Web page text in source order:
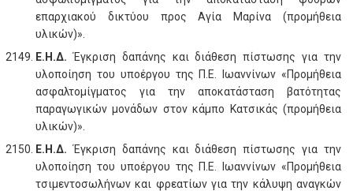
επαρχιακού δικτύου προς Αγία Μαρίνα (προμήθεια
υλικών)».
Ε.Η.Δ.Έγκριση δαπάνης και διάθεση πίστωσης για την
υλοποίηση του υποέργου της Π.Ε. Ιωαννίνων «Προμήθεια
ασφαλτομίγματος για την αποκατάσταση βατότητας
παραγωγικών μονάδων στον κάμπο Κατσικάς (προμήθεια
υλικών)».
Ε.Η.Δ.Έγκριση δαπάνης και διάθεση πίστωσης για την
υλοποίηση του υποέργου της Π.Ε. Ιωαννίνων «Προμήθεια
τσιμεντοσωλήνων και φρεατίων για την κάλυψη αναγκών